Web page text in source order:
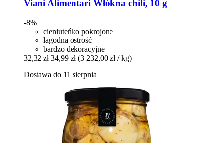
Viani Alimentari Włókna chili, 10 g
-8%
cieniuteńko pokrojone
łagodna ostrość
bardzo dekoracyjne
32,32 zł 34,99 zł (3 232,00 zł / kg)
Dostawa do 11 sierpnia